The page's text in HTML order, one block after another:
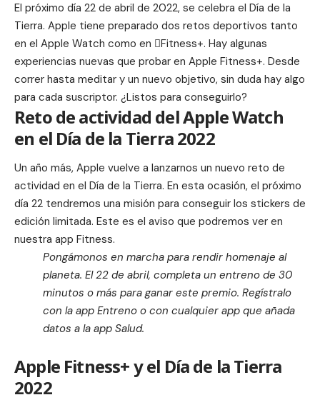
El próximo día 22 de abril de 2022, se celebra el Día de la
Tierra. Apple tiene preparado dos retos deportivos tanto
en el Apple Watch como en Fitness+. Hay algunas
experiencias nuevas que probar en Apple Fitness+. Desde
correr hasta meditar y un nuevo objetivo, sin duda hay algo
para cada suscriptor. ¿Listos para conseguirlo?
Reto de actividad del Apple Watch
en el Día de la Tierra 2022
Un año más, Apple vuelve a lanzarnos un nuevo reto de
actividad en el Día de la Tierra. En esta ocasión, el próximo
día 22 tendremos una misión para conseguir los stickers de
edición limitada. Este es el aviso que podremos ver en
nuestra app Fitness.
Pongámonos en marcha para rendir homenaje al
planeta. El 22 de abril, completa un entreno de 30
minutos o más para ganar este premio. Regístralo
con la app Entreno o con cualquier app que añada
datos a la app Salud.
Apple Fitness+ y el Día de la Tierra
2022